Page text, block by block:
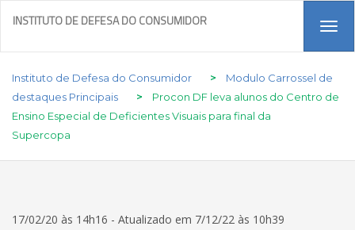
INSTITUTO DE DEFESA DO CONSUMIDOR
Instituto de Defesa do Consumidor >
Modulo Carrossel de
destaques Principais
>
Procon DF leva alunos do Centro de
Ensino Especial de Deficientes Visuais para final da
Supercopa
17/02/20 às 14h16 - Atualizado em 7/12/22 às 10h39